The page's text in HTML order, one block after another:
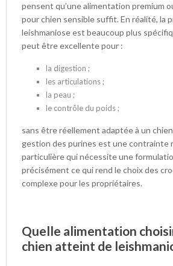
pensent qu’une alimentation premium
pour chien sensible suffit. En réalité, la
leishmaniose est beaucoup plus
peut être excellente pour :
la digestion ;
les articulations ;
la peau ;
le contrôle du poids ;
sans être réellement adaptée à un
gestion des purines est une contrainte
particulière qui nécessite une
précisément ce qui rend le choix des
complexe pour les propriétaires.
Quelle alimentation
chien atteint de